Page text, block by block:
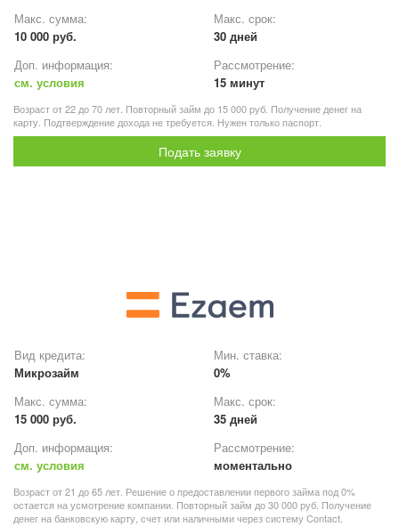
Макс. сумма:
10 000 руб.
Макс. срок:
30 дней
Доп. информация:
см. условия
Рассмотрение:
15 минут
Возраст от 22 до 70 лет. Повторный займ до 15 000 руб. Получение денег на
карту. Подтверждение дохода не требуется. Нужен только паспорт.
Подать заявку
Вид кредита:
Микрозайм
Мин. ставка:
0%
Макс. сумма:
15 000 руб.
Макс. срок:
35 дней
Доп. информация:
см. условия
Рассмотрение:
моментально
Возраст от 21 до 65 лет. Решение о предоставлении первого займа под 0%
остается на усмотрение компании. Повторный займ до 30 000 руб. Получение
денег на банковскую карту, счет или наличными через систему Contact.